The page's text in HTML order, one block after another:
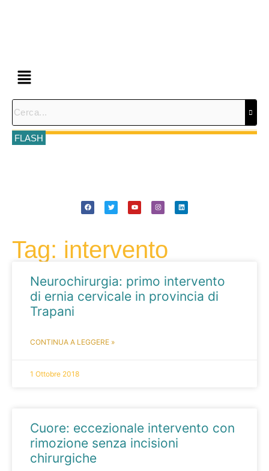
FLASH
Tag: intervento
Neurochirurgia: primo intervento
di ernia cervicale in provincia di
Trapani
CONTINUA A LEGGERE »
1 Ottobre 2018
Cuore: eccezionale intervento con
rimozione senza incisioni
chirurgiche